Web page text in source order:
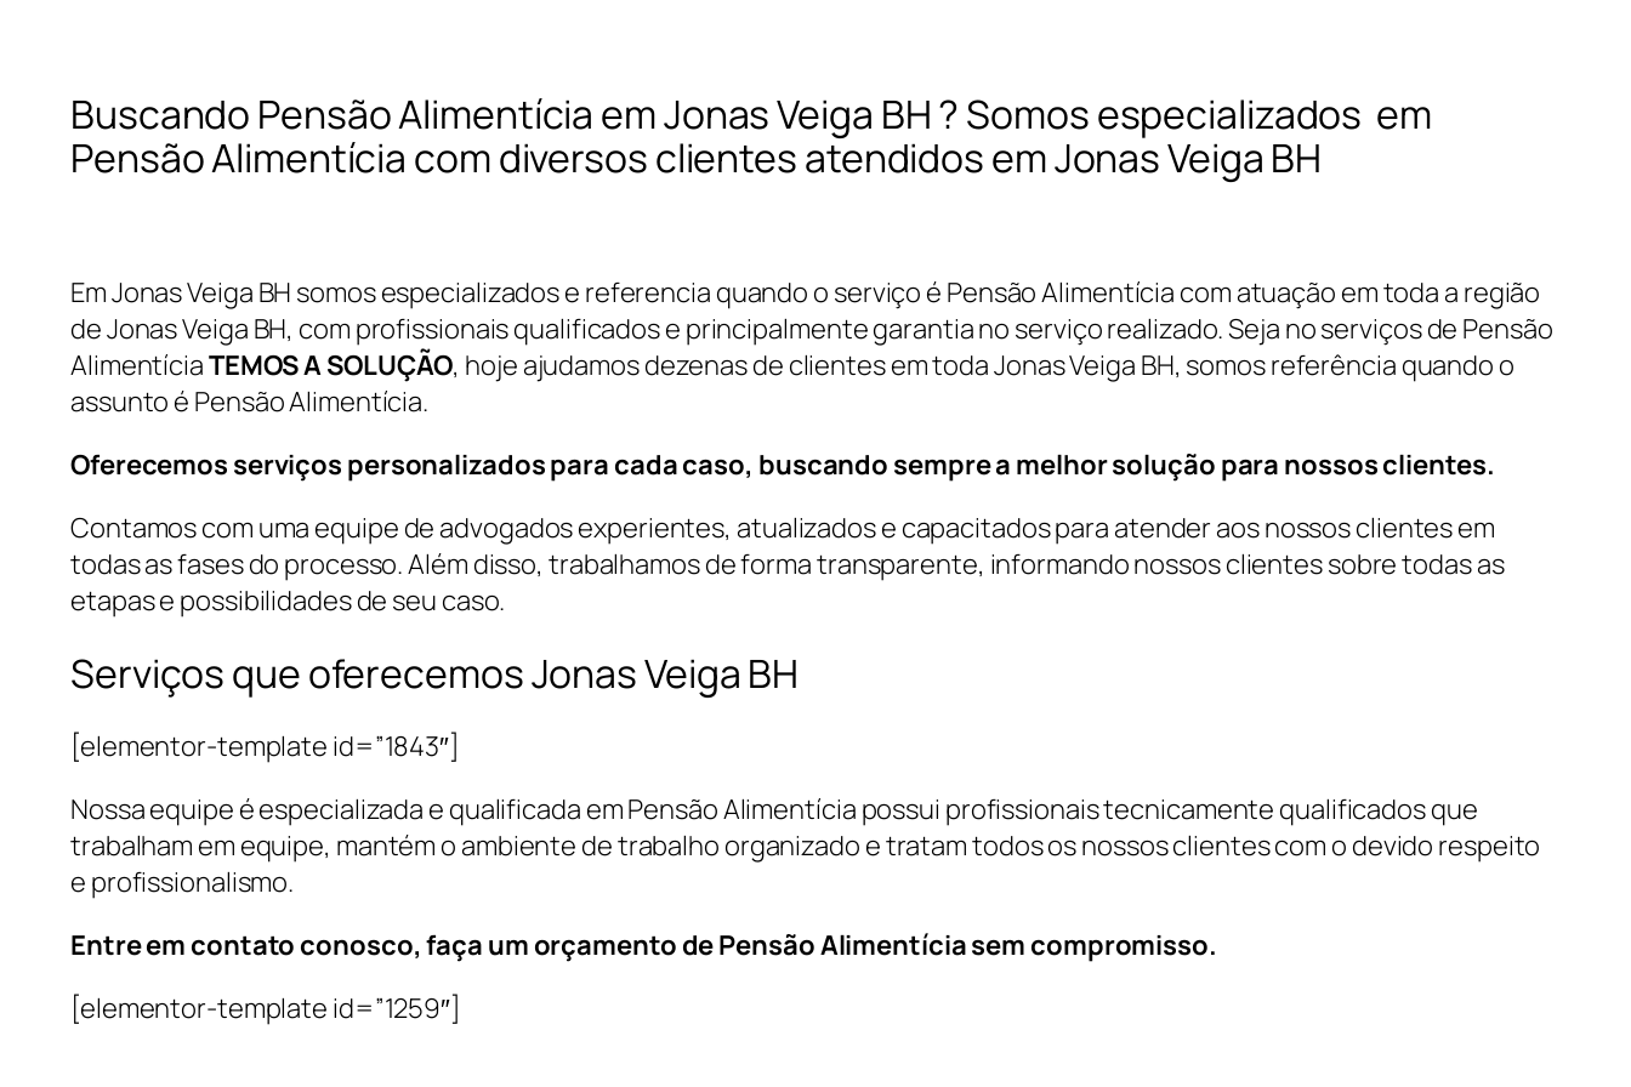
Buscando Pensão Alimentícia em Jonas Veiga BH ? Somos especializados em
Pensão Alimentícia com diversos clientes atendidos em Jonas Veiga BH
Em Jonas Veiga BH somos especializados e referencia quando o serviço é Pensão Alimentícia com atuação em toda a região
de Jonas Veiga BH, com profissionais qualificados e principalmente garantia no serviço realizado. Seja no serviços de Pensão
AlimentíciaTEMOS A SOLUÇÃO, hoje ajudamos dezenas de clientes em toda Jonas Veiga BH, somos referência quando o
assunto é Pensão Alimentícia.
Oferecemos serviços personalizados para cada caso, buscando sempre a melhor solução para nossos clientes.
Contamos com uma equipe de advogados experientes, atualizados e capacitados para atender aos nossos clientes em
todas as fases do processo. Além disso, trabalhamos de forma transparente, informando nossos clientes sobre todas as
etapas e possibilidades de seu caso.
Serviços que oferecemos Jonas Veiga BH
[elementor-template id=”1843″]
Nossa equipe é especializada e qualificada em Pensão Alimentícia possui profissionais tecnicamente qualificados que
trabalham em equipe, mantém o ambiente de trabalho organizado e tratam todos os nossos clientes com o devido respeito
e profissionalismo.
Entre em contato conosco, faça um orçamento de Pensão Alimentícia sem compromisso.
[elementor-template id=”1259″]